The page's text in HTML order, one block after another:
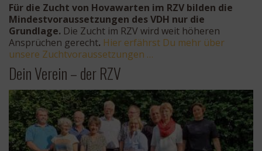
Für die Zucht von Hovawarten im RZV bilden die
Mindestvoraussetzungen des VDH nur die
Grundlage. Die Zucht im RZV wird weit höheren
Ansprüchen gerecht. Hier erfährst Du mehr über
unsere Zuchtvoraussetzungen …
Dein Verein – der RZV